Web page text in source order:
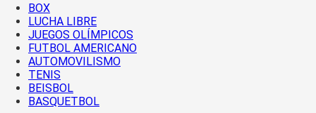
BOX
LUCHA LIBRE
JUEGOS OLÍMPICOS
FUTBOL AMERICANO
AUTOMOVILISMO
TENIS
BEISBOL
BASQUETBOL